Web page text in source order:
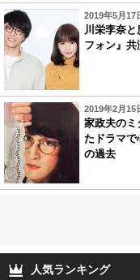
2019年5月17
川栄李奈
フォン』共
2019年2月15
家政夫のミ
たドラマ
の過去
人気ランキング